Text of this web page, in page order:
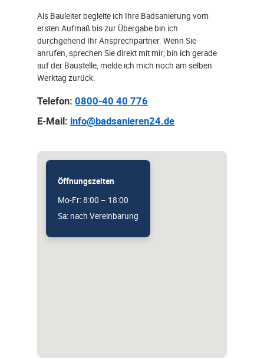
Als Bauleiter begleite ich Ihre Badsanierung vom
ersten Aufmaß bis zur Übergabe bin ich
durchgehend Ihr Ansprechpartner. Wenn Sie
anrufen, sprechen Sie direkt mit mir; bin ich gerade
auf der Baustelle, melde ich mich noch am selben
Werktag zurück.
Telefon: 0800-40 40 776
E-Mail: info@badsanieren24.de
Öffnungszeiten
Mo-Fr: 8:00 – 18:00
Sa: nach Vereinbarung